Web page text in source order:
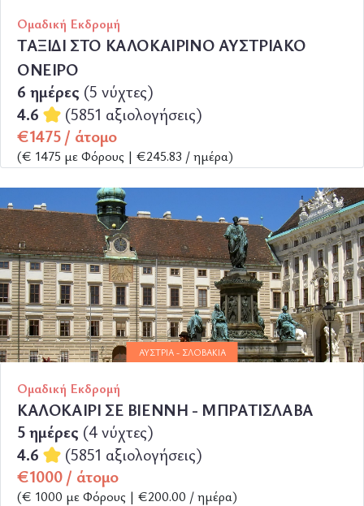
Ομαδική Εκδρομή
ΤΑΞΙΔΙ ΣΤΟ ΚΑΛΟΚΑΙΡΙΝΟ ΑΥΣΤΡΙΑΚΟ
ΟΝΕΙΡΟ
6 ημέρες (5 νύχτες)
4.6
(5851 αξιολογήσεις)
€1475 / άτομο
(€ 1475 με Φόρους | €245.83 / ημέρα)
ΠΕΡΙΣΣΟΤΕΡΑ
ΑΥΣΤΡΊΑ - ΣΛΟΒΑΚΊΑ
Ομαδική Εκδρομή
ΚΑΛΟΚΑΙΡΙ ΣΕ ΒΙΕΝΝΗ - ΜΠΡΑΤΙΣΛΑΒΑ
5 ημέρες (4 νύχτες)
4.6
(5851 αξιολογήσεις)
€1000 / άτομο
(€ 1000 με Φόρους | €200.00 / ημέρα)